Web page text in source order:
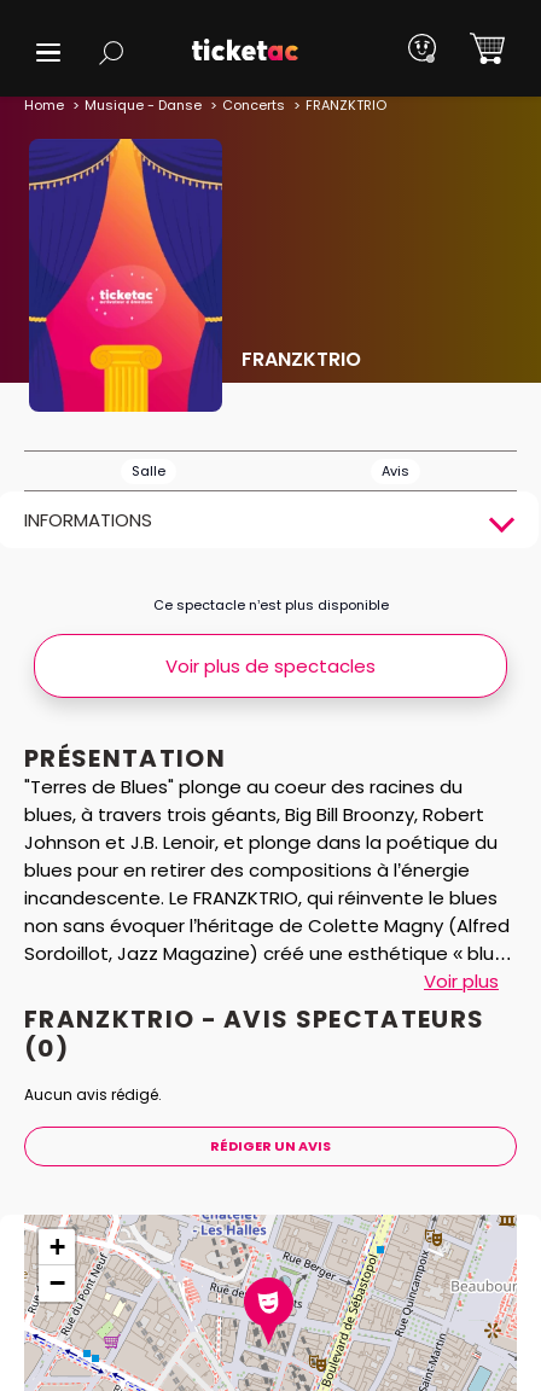
Home Musique - Danse Concerts FRANZKTRIO
FRANZKTRIO
Salle Avis
INFORMATIONS
PRÉSENTATION
"Terres de Blues" plonge au coeur des racines du
blues, à travers trois géants, Big Bill Broonzy, Robert
Johnson et J.B. Lenoir, et plonge dans la poétique du
blues pour en retirer des compositions à l’énergie
incandescente. Le FRANZKTRIO, qui réinvente le blues
non sans évoquer l’héritage de Colette Magny (Alfred
Sordoillot, Jazz Magazine) créé une esthétique « blues
» poétique, politique, mordante, engagée. « Terres de
Blues » : la musique qui exprime les vieux démons. Blue
devils.
Voir plus
Ce spectacle n’est plus disponible
Voir plus de spectacles
FRANZKTRIO - AVIS SPECTATEURS
(0)
Aucun avis rédigé.
RÉDIGER UN AVIS
+
−